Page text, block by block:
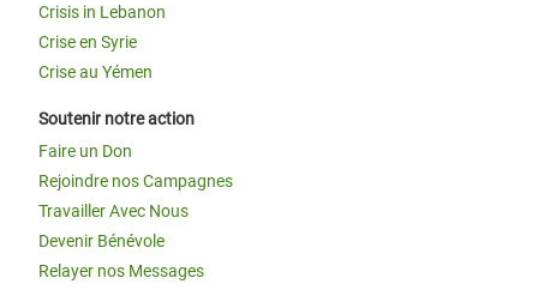
Crisis in Lebanon
Crise en Syrie
Crise au Yémen
Soutenir notre action
Faire un Don
Rejoindre nos Campagnes
Travailler Avec Nous
Devenir Bénévole
Relayer nos Messages